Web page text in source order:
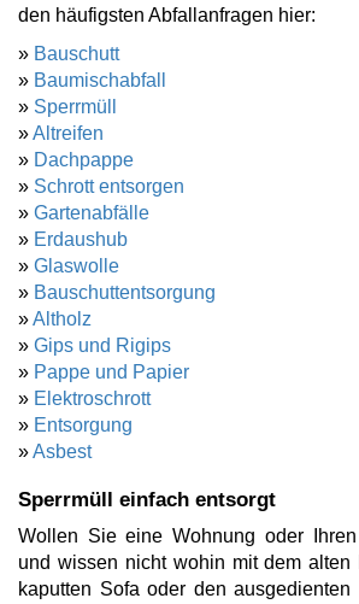
den häufigsten Abfallanfragen hier:
» Bauschutt
» Baumischabfall
» Sperrmüll
»Altreifen
» Dachpappe
» Schrott entsorgen
» Gartenabfälle
» Erdaushub
» Glaswolle
» Bauschuttentsorgung
»Altholz
» Gips und Rigips
» Pappe und Papier
» Elektroschrott
» Entsorgung
»Asbest
Sperrmüll einfach entsorgt
Wollen Sie eine Wohnung oder
und wissen nicht wohin mit dem alten
kaputten Sofa oder den ausgedienten